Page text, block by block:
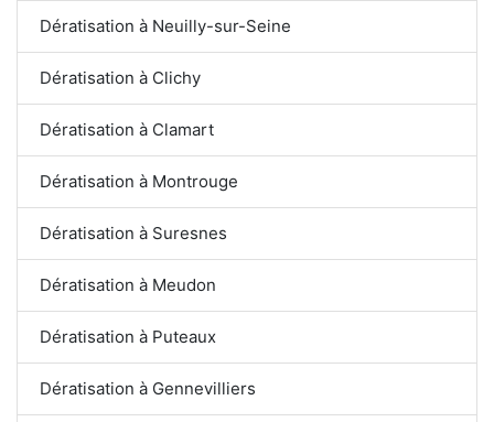
Dératisation à Neuilly-sur-Seine
Dératisation à Clichy
Dératisation à Clamart
Dératisation à Montrouge
Dératisation à Suresnes
Dératisation à Meudon
Dératisation à Puteaux
Dératisation à Gennevilliers